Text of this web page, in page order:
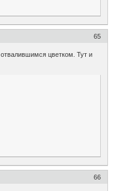
65
цветком. Тут и
66